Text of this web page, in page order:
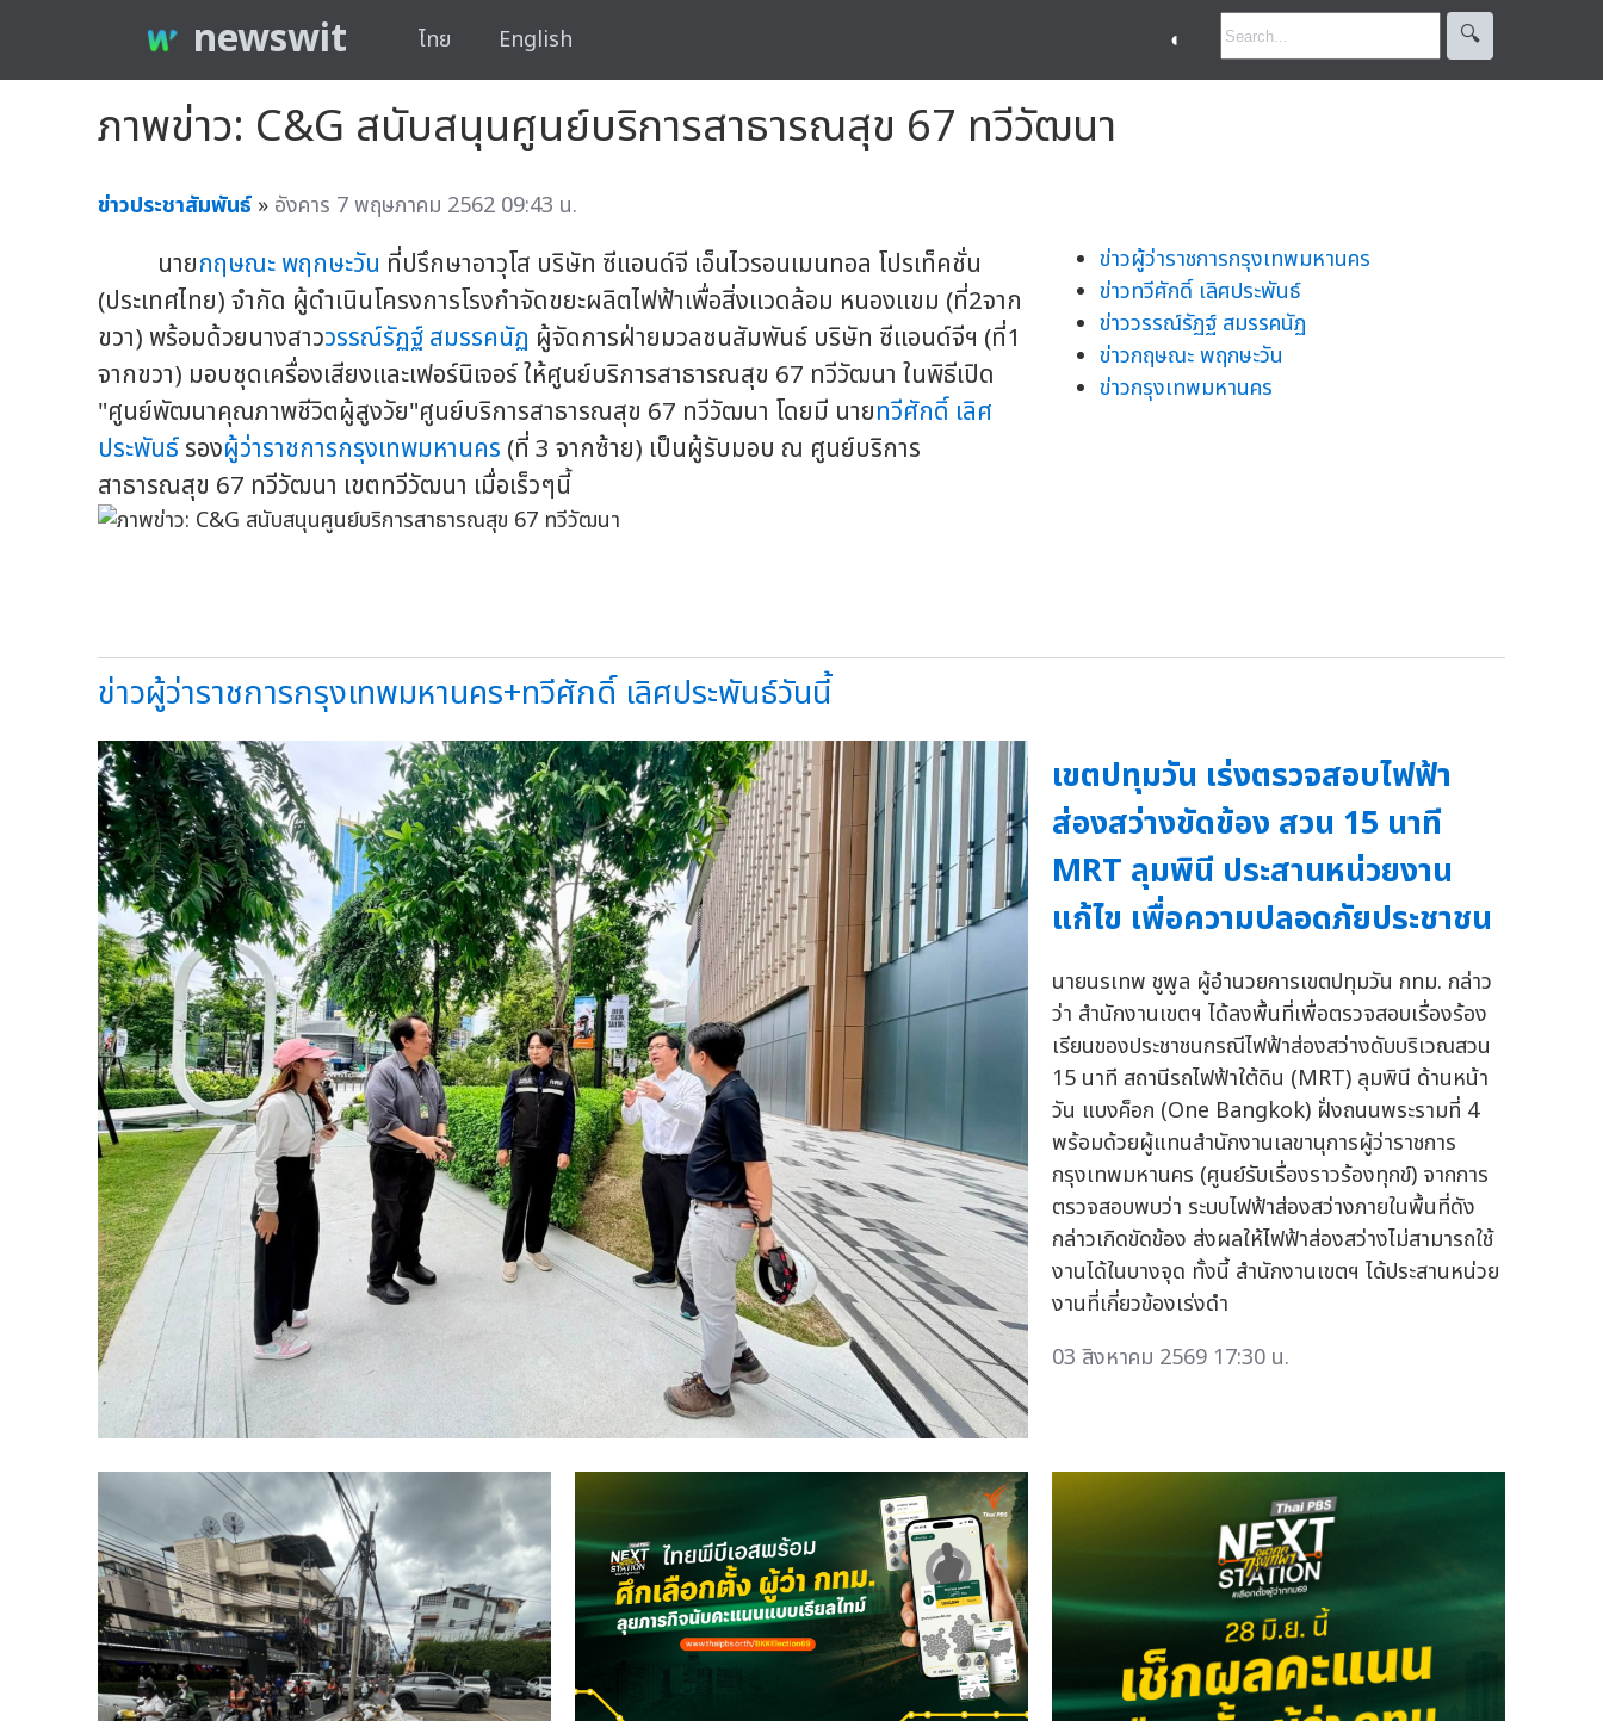
newswit ไทย English ◐ 🔍︎
ภาพข่าว: C&G สนับสนุนศูนย์บริการสาธารณสุข 67 ทวีวัฒนา
ข่าวประชาสัมพันธ์ » อังคาร 7 พฤษภาคม 2562 09:43 น.
นายกฤษณะ พฤกษะวัน ที่ปรึกษาอาวุโส บริษัท ซีแอนด์จี เอ็นไวรอนเมนทอล โปรเท็คชั่น
(ประเทศไทย) จำกัด ผู้ดำเนินโครงการโรงกำจัดขยะผลิตไฟฟ้าเพื่อสิ่งแวดล้อม หนองแขม (ที่2จาก
ขวา) พร้อมด้วยนางสาววรรณ์รัฏฐ์ สมรรคนัฏ ผู้จัดการฝ่ายมวลชนสัมพันธ์ บริษัท ซีแอนด์จีฯ (ที่1
จากขวา) มอบชุดเครื่องเสียงและเฟอร์นิเจอร์ ให้ศูนย์บริการสาธารณสุข 67 ทวีวัฒนา ในพิธีเปิด
"ศูนย์พัฒนาคุณภาพชีวิตผู้สูงวัย"ศูนย์บริการสาธารณสุข 67 ทวีวัฒนา โดยมี นายทวีศักดิ์ เลิศ
ประพันธ์รองผู้ว่าราชการกรุงเทพมหานคร (ที่ 3 จากซ้าย) เป็นผู้รับมอบ ณ ศูนย์บริการ
สาธารณสุข 67 ทวีวัฒนา เขตทวีวัฒนา เมื่อเร็วๆนี้
ข่าวผู้ว่าราชการกรุงเทพมหานคร
ข่าวทวีศักดิ์ เลิศประพันธ์
ข่าววรรณ์รัฏฐ์ สมรรคนัฏ
ข่าวกฤษณะ พฤกษะวัน
ข่าวกรุงเทพมหานคร
ข่าวผู้ว่าราชการกรุงเทพมหานคร+ทวีศักดิ์ เลิศประพันธ์วันนี้
เขตปทุมวัน เร่งตรวจสอบไฟฟ้า
ส่องสว่างขัดข้อง สวน 15 นาที
MRT ลุมพินี ประสานหน่วยงาน
แก้ไข เพื่อความปลอดภัยประชาชน
นายนรเทพ ชูพูล ผู้อำนวยการเขตปทุมวัน กทม. กล่าว
ว่า สำนักงานเขตฯ ได้ลงพื้นที่เพื่อตรวจสอบเรื่องร้อง
เรียนของประชาชนกรณีไฟฟ้าส่องสว่างดับบริเวณสวน
15 นาที สถานีรถไฟฟ้าใต้ดิน (MRT) ลุมพินี ด้านหน้า
วัน แบงค็อก (One Bangkok) ฝั่งถนนพระรามที่ 4
พร้อมด้วยผู้แทนสำนักงานเลขานุการผู้ว่าราชการ
กรุงเทพมหานคร (ศูนย์รับเรื่องราวร้องทุกข์) จากการ
ตรวจสอบพบว่า ระบบไฟฟ้าส่องสว่างภายในพื้นที่ดัง
กล่าวเกิดขัดข้อง ส่งผลให้ไฟฟ้าส่องสว่างไม่สามารถใช้
งานได้ในบางจุด ทั้งนี้ สำนักงานเขตฯ ได้ประสานหน่วย
งานที่เกี่ยวข้องเร่งดำ
03 สิงหาคม 2569 17:30 น.